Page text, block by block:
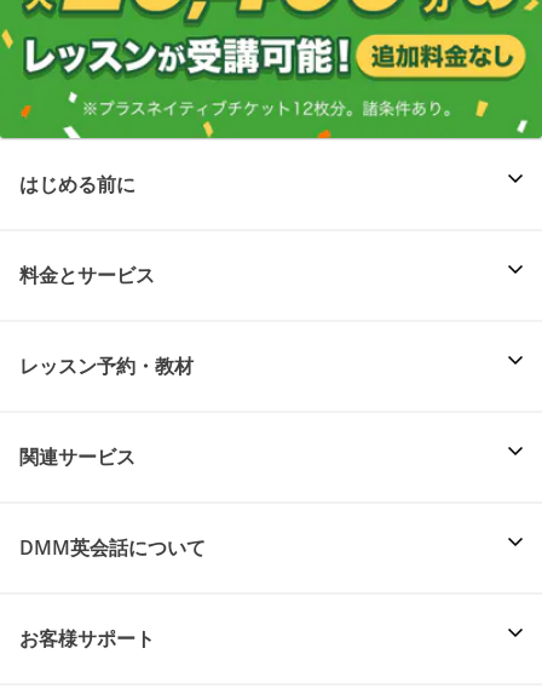
はじめる前に
料金とサービス
レッスン予約・教材
関連サービス
DMM英会話について
お客様サポート